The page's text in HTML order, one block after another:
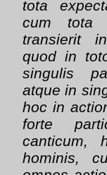
tota
cum tota
transierit
quod in
singulis
atque in
hoc in
forte
canticum,
hominis,